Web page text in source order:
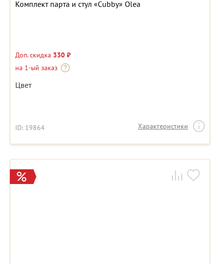
Комплект парта и стул «Cubby» Olea
Доп. скидка 330 ₽
на 1-ый заказ
Цвет
ID: 19864 Характеристики